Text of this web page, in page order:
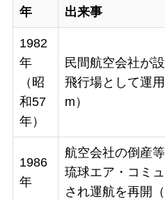
年
出来事
1982
年
（昭
和57
年）
民間航空会社が
飛行場として運
m）
1986
年
航空会社の倒産
琉球エア・コミ
され運航を再開